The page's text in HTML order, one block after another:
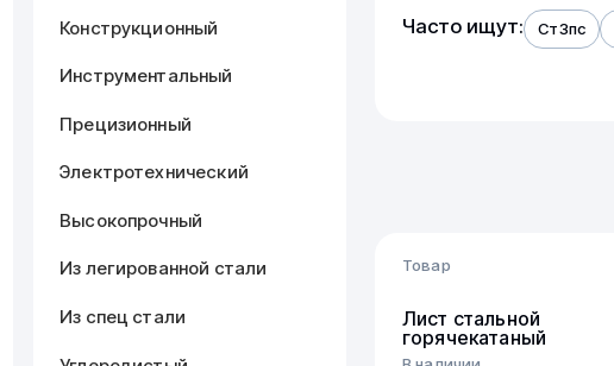
Конструкционный
Инструментальный
Прецизионный
Электротехнический
Высокопрочный
Из легированной стали
Из спец стали
Часто ищут: Ст3пс
Товар
Лист стальной
горячекатаный